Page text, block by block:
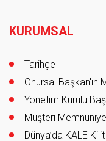
KURUMSAL
Tarihçe
Onursal Başkan'ın
Yönetim Kurulu
Müşteri
Dünya’da KALE Kilit